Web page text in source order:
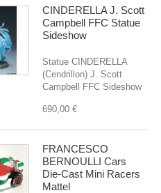
CINDERELLA J. Scott
Campbell FFC Statue
Sideshow
Statue CINDERELLA
(Cendrillon) J. Scott
Campbell FFC Sideshow
690,00 €
FRANCESCO
BERNOULLI Cars
Die-Cast Mini Racers
Mattel